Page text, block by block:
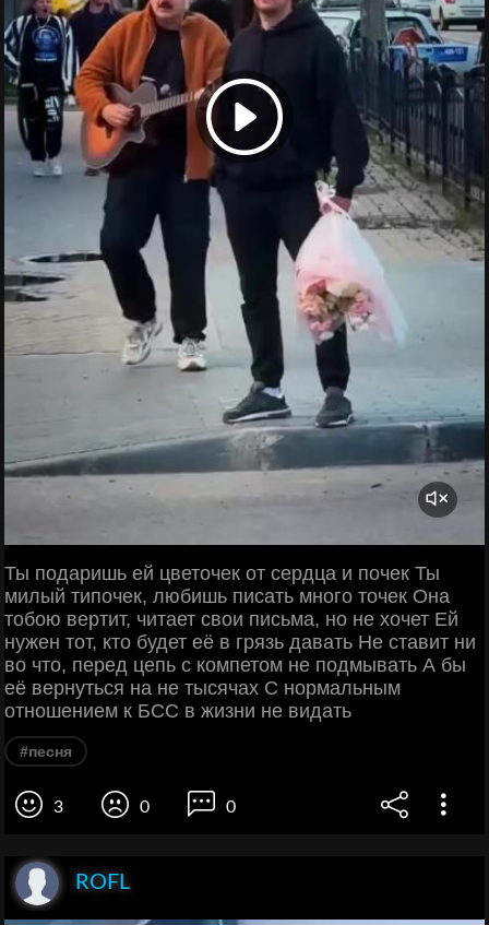
Ты подаришь ей цветочек от сердца и почек Ты
милый типочек, любишь писать много точек Она
тобою вертит, читает свои письма, но не хочет Ей
нужен тот, кто будет её в грязь давать Не ставит ни
во что, перед цепь с компетом не подмывать А бы
её вернуться на не тысячах С нормальным
отношением к БСС в жизни не видать
#песня
3 0 0
ROFL